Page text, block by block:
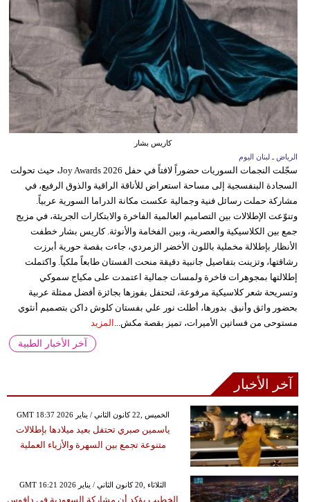
كاريس بشار
الرياض ـ لبنان اليوم
سجّلت النجمات السوريات حضوراً لافتاً في حفل Joy Awards 2026، حيث تحولت
السجادة البنفسجية إلى مساحة استعراض للأناقة الراقية والذوق الرفيع، في
مشاركة حملت رسائل فنية وجمالية عكست مكانة الدراما السورية عربياً.
وتنوّعت الإطلالات بين التصاميم العالمية الفاخرة والابتكارات الجريئة، في مزيج
جمع بين الكلاسيكية والعصرية، وبين الفخامة والأنوثة. كاريس بشار خطفت
الأنظار بإطلالة مخملية باللون الأخضر الزمردي، جاءت بقصة حورية أبرزت
رشاقتها، وتزينت بتفاصيل جانبية دقيقة منحت الفستان طابعاً ملكياً. واكتملت
إطلالتها بمجوهرات فاخرة ولمسات جمالية اعتمدت على مكياج سموكي
وتسريحة شعر كلاسيكية مرفوعة، لتحتفل بفوزها بجائزة أفضل ممثلة عربية
بحضور واثق وأنيق. بدورها، أطلت نور علي بفستان كلوش داكن بتصميم أنثوي
مستوحى من فساتين الأميرات، تميز بقصة مكش... المزيد
آخر الأخبار الطبية
آخر الأخبار
GMT 18:37 2026 الخميس ,22 كانون الثاني / يناير
ياسمين صبري تحتفل بعيد ميلادها بإطلالات
متنوعة تجمع بين السهرة والأزياء العملية
GMT 16:21 2026 الثلاثاء ,20 كانون الثاني / يناير
الخطيب يؤكد أن مشاركة السعودية في دافوس